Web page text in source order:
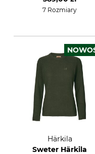
7 Rozmiary
Härkila
Sweter Härkila